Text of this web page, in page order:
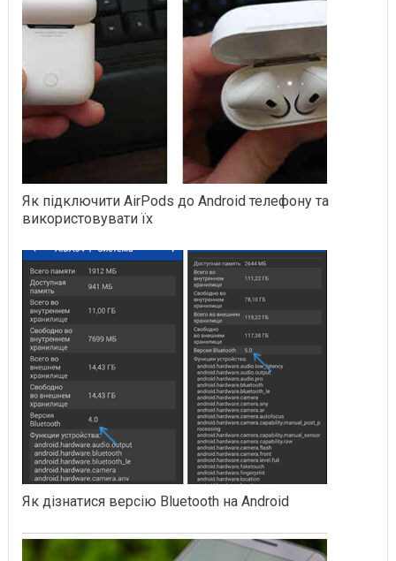
Як підключити AirPods до Android телефону та
використовувати їх
Як дізнатися версію Bluetooth на Android